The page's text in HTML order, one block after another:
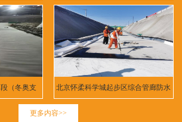
（冬奥支 北京怀柔科学城起步区综合管廊防水
更多内容>>